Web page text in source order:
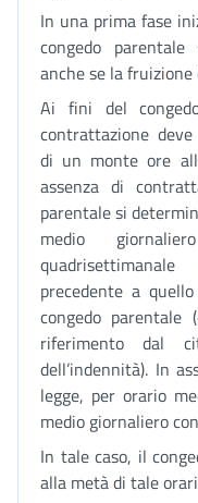
In una prima fase
congedo
anche se la
Ai fini del
contrattazione deve
di un monte ore
assenza di
parentale si
medio
precedente a
congedo parentale
riferimento dal
dell’indennità). In
legge, per orario
medio giornaliero
In tale caso, il
alla metà di tale